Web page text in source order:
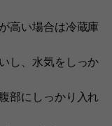
高い場合は冷蔵庫
し、水気をしっか
部にしっかり入れ